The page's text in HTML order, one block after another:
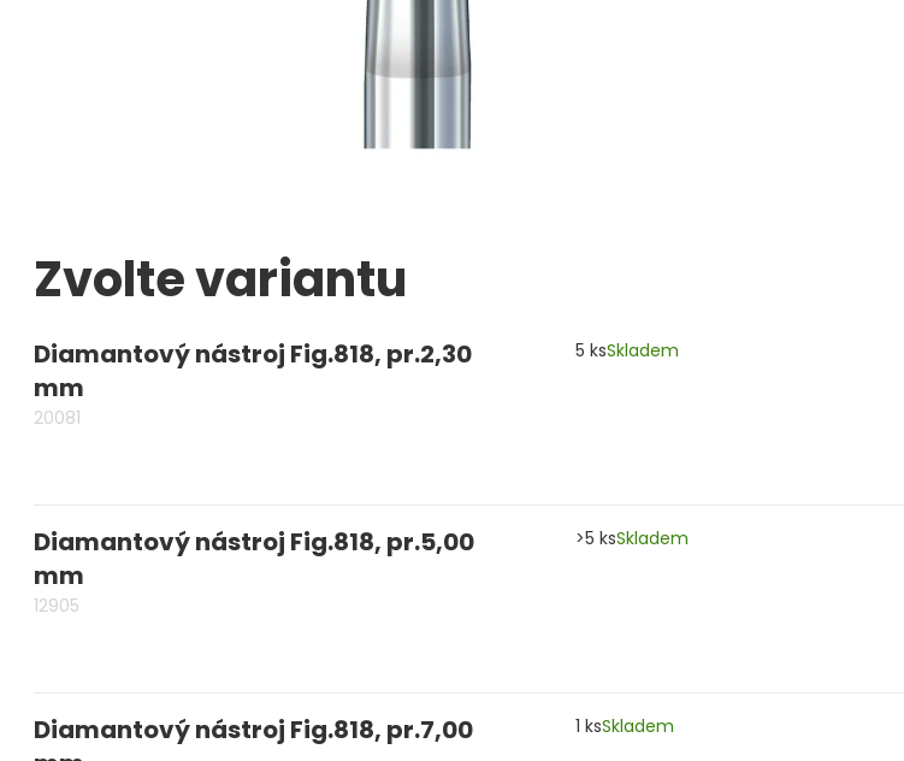
Balení, prezentace a značení šperků
Tvarování
Navlékací nitě, struny, podložky
3D technologie
Lupy a mikroskopy
Zvolte variantu
Diamantový nástroj Fig.818, pr.2,30
mm
20081
5 ksSkladem
Diamantový nástroj Fig.818, pr.5,00
mm
12905
>5 ksSkladem
Diamantový nástroj Fig.818, pr.7,00
1 ksSkladem